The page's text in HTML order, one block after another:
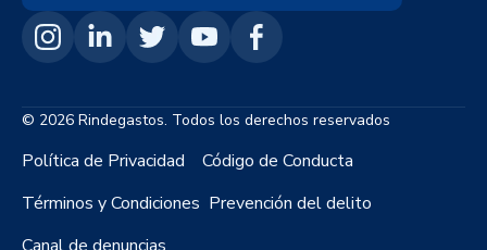
© 2026 Rindegastos. Todos los derechos reservados
Política de Privacidad
Código de Conducta
Términos y Condiciones Prevención del delito